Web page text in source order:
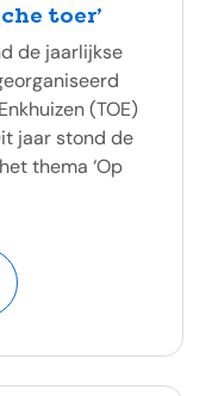
toer’
de jaarlijkse
(TOE)
jaar stond de
thema ‘Op